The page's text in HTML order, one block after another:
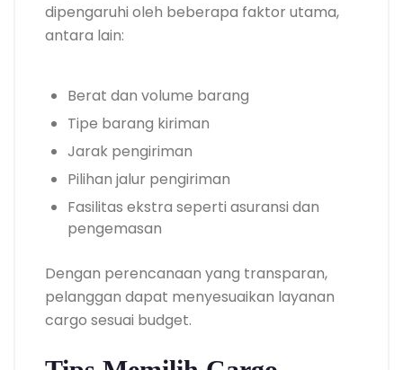
dipengaruhi oleh beberapa faktor utama,
antara lain:
Berat dan volume barang
Tipe barang kiriman
Jarak pengiriman
Pilihan jalur pengiriman
Fasilitas ekstra seperti asuransi dan
pengemasan
Dengan perencanaan yang transparan,
pelanggan dapat menyesuaikan layanan
cargo sesuai budget.